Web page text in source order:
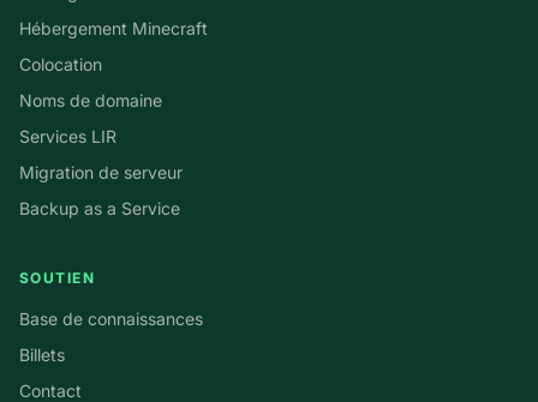
Hébergement Minecraft
Colocation
Noms de domaine
Services LIR
Migration de serveur
Backup as a Service
SOUTIEN
Base de connaissances
Billets
Contact